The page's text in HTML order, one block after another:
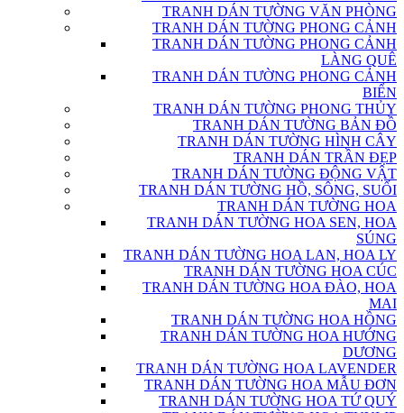
TRANH DÁN TƯỜNG VĂN PHÒNG
TRANH DÁN TƯỜNG PHONG CẢNH
TRANH DÁN TƯỜNG PHONG CẢNH
LÀNG QUÊ
TRANH DÁN TƯỜNG PHONG CẢNH
BIỂN
TRANH DÁN TƯỜNG PHONG THỦY
TRANH DÁN TƯỜNG BẢN ĐỒ
TRANH DÁN TƯỜNG HÌNH CÂY
TRANH DÁN TRẦN ĐẸP
TRANH DÁN TƯỜNG ĐỘNG VẬT
TRANH DÁN TƯỜNG HỒ, SÔNG, SUỐI
TRANH DÁN TƯỜNG HOA
TRANH DÁN TƯỜNG HOA SEN, HOA
SÚNG
TRANH DÁN TƯỜNG HOA LAN, HOA LY
TRANH DÁN TƯỜNG HOA CÚC
TRANH DÁN TƯỜNG HOA ĐÀO, HOA
MAI
TRANH DÁN TƯỜNG HOA HỒNG
TRANH DÁN TƯỜNG HOA HƯỚNG
DƯƠNG
TRANH DÁN TƯỜNG HOA LAVENDER
TRANH DÁN TƯỜNG HOA MẪU ĐƠN
TRANH DÁN TƯỜNG HOA TỨ QUÝ